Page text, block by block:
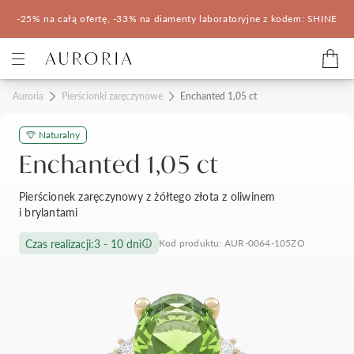
-25% na całą ofertę, -33% na diamenty laboratoryjne z kodem: SHINE
Kategorie
Pierścionki zaręczynowe
Pomocne
Salon Auroria Arkadia
Korzyści z zakupu
Auroria Pierścionki zaręczynowe Enchanted 1,05 ct
Naturalny
Enchanted 1,05 ct
Pierścionek zaręczynowy z żółtego złota z oliwinem
i brylantami
Czas realizacji:3 - 10 dni Kod produktu: AUR-0064-105ZO